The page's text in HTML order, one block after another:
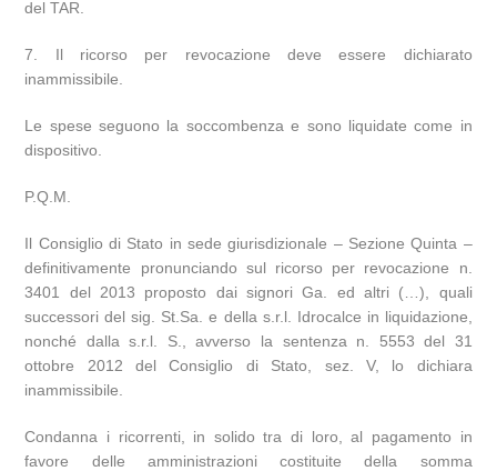
del TAR.
7. Il ricorso per revocazione deve essere dichiarato
inammissibile.
Le spese seguono la soccombenza e sono liquidate come in
dispositivo.
P.Q.M.
Il Consiglio di Stato in sede giurisdizionale – Sezione Quinta –
definitivamente pronunciando sul ricorso per revocazione n.
3401 del 2013 proposto dai signori Ga. ed altri (…), quali
successori del sig. St.Sa. e della s.r.l. Idrocalce in liquidazione,
nonché dalla s.r.l. S., avverso la sentenza n. 5553 del 31
ottobre 2012 del Consiglio di Stato, sez. V, lo dichiara
inammissibile.
Condanna i ricorrenti, in solido tra di loro, al pagamento in
favore delle amministrazioni costituite della somma